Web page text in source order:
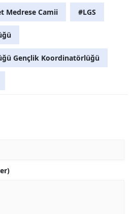
Medrese Camii #LGS
Gençlik Koordinatörlüğü